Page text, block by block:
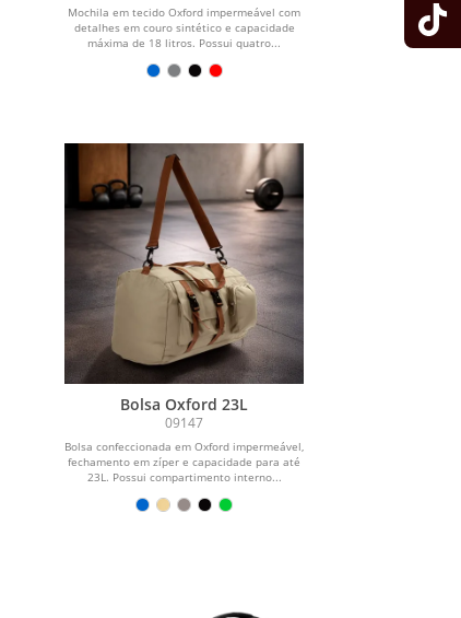
Mochila em tecido Oxford impermeável com
detalhes em couro sintético e capacidade
máxima de 18 litros. Possui quatro...
Bolsa Oxford 23L
09147
Bolsa confeccionada em Oxford impermeável,
fechamento em zíper e capacidade para até
23L. Possui compartimento interno...